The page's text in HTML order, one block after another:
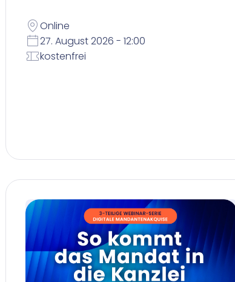
Online
27. August 2026 - 12:00
kostenfrei